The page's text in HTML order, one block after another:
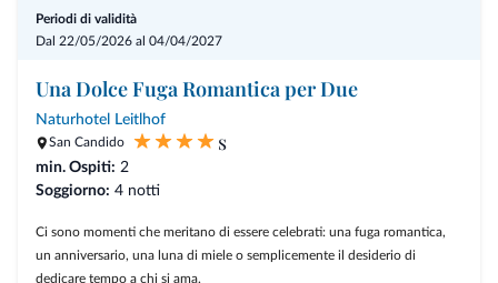
Periodi di validità
Dal 22/05/2026 al 04/04/2027
Una Dolce Fuga Romantica per Due
Naturhotel Leitlhof
San Candido s
min. Ospiti: 2
Soggiorno: 4 notti
Ci sono momenti che meritano di essere celebrati: una fuga romantica,
un anniversario, una luna di miele o semplicemente il desiderio di
dedicare tempo a chi si ama.